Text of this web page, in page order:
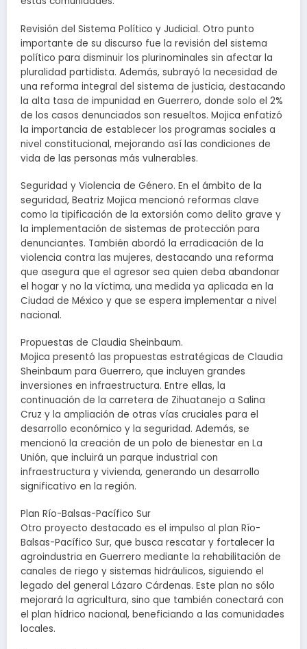
Revisión del Sistema Político y Judicial. Otro punto
importante de su discurso fue la revisión del sistema
político para disminuir los plurinominales sin afectar la
pluralidad partidista. Además, subrayó la necesidad de
una reforma integral del sistema de justicia, destacando
la alta tasa de impunidad en Guerrero, donde solo el 2%
de los casos denunciados son resueltos. Mojica enfatizó
la importancia de establecer los programas sociales a
nivel constitucional, mejorando así las condiciones de
vida de las personas más vulnerables.
Seguridad y Violencia de Género. En el ámbito de la
seguridad, Beatriz Mojica mencionó reformas clave
como la tipificación de la extorsión como delito grave y
la implementación de sistemas de protección para
denunciantes. También abordó la erradicación de la
violencia contra las mujeres, destacando una reforma
que asegura que el agresor sea quien deba abandonar
el hogar y no la víctima, una medida ya aplicada en la
Ciudad de México y que se espera implementar a nivel
nacional.
Propuestas de Claudia Sheinbaum.
Mojica presentó las propuestas estratégicas de Claudia
Sheinbaum para Guerrero, que incluyen grandes
inversiones en infraestructura. Entre ellas, la
continuación de la carretera de Zihuatanejo a Salina
Cruz y la ampliación de otras vías cruciales para el
desarrollo económico y la seguridad. Además, se
mencionó la creación de un polo de bienestar en La
Unión, que incluirá un parque industrial con
infraestructura y vivienda, generando un desarrollo
significativo en la región.
Plan Río-Balsas-Pacífico Sur
Otro proyecto destacado es el impulso al plan Río-
Balsas-Pacífico Sur, que busca rescatar y fortalecer la
agroindustria en Guerrero mediante la rehabilitación de
canales de riego y sistemas hidráulicos, siguiendo el
legado del general Lázaro Cárdenas. Este plan no sólo
mejorará la agricultura, sino que también conectará con
el plan hídrico nacional, beneficiando a las comunidades
locales.